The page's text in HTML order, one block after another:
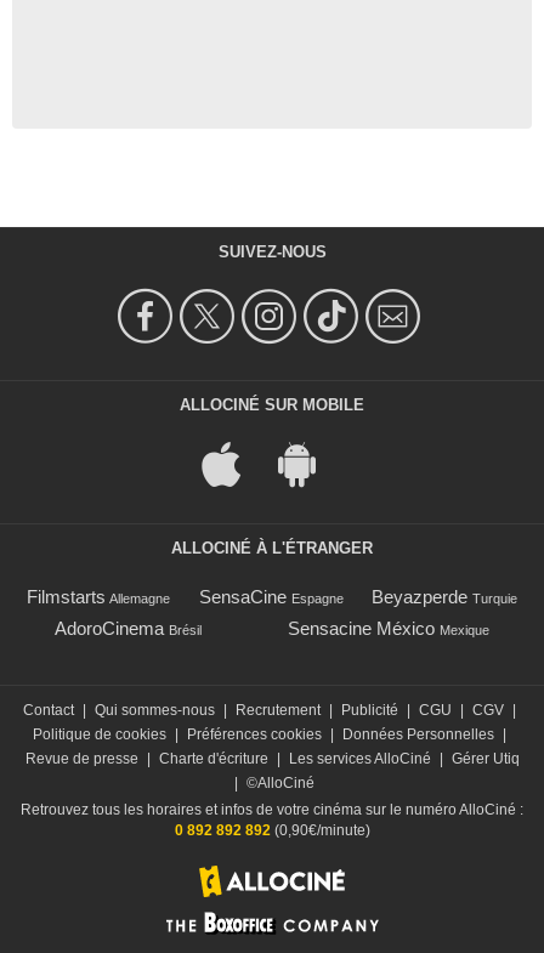
SUIVEZ-NOUS
ALLOCINÉ SUR MOBILE
ALLOCINÉ À L'ÉTRANGER
Filmstarts Allemagne SensaCine Espagne Beyazperde Turquie
AdoroCinema Brésil Sensacine México Mexique
Contact Qui sommes-nous Recrutement Publicité CGU CGV
Politique de cookies
Préférences cookies Données Personnelles
Revue de presse
Charte d'écriture Les services AlloCiné
Gérer Utiq
©AlloCiné
Retrouvez tous les horaires et infos de votre cinéma sur le numéro AlloCiné :
0 892 892 892(0,90€/minute)